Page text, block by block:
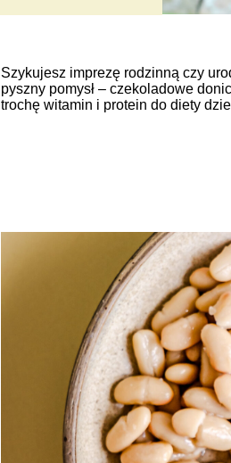
Szykujesz imprezę rodzinną czy
pyszny pomysł – czekoladowe
trochę witamin i protein do diety